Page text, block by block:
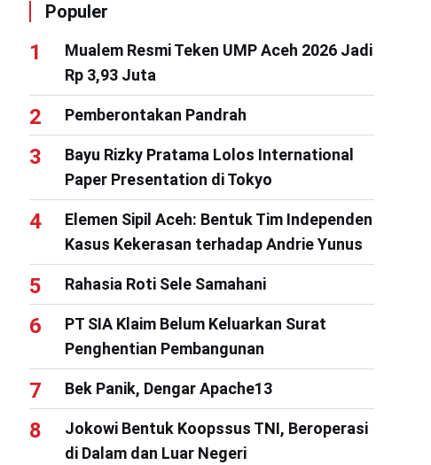
Populer
Mualem Resmi Teken UMP Aceh 2026 Jadi
Rp 3,93 Juta
Pemberontakan Pandrah
Bayu Rizky Pratama Lolos International
Paper Presentation di Tokyo
Elemen Sipil Aceh: Bentuk Tim Independen
Kasus Kekerasan terhadap Andrie Yunus
Rahasia Roti Sele Samahani
PT SIA Klaim Belum Keluarkan Surat
Penghentian Pembangunan
Bek Panik, Dengar Apache13
Jokowi Bentuk Koopssus TNI, Beroperasi
di Dalam dan Luar Negeri